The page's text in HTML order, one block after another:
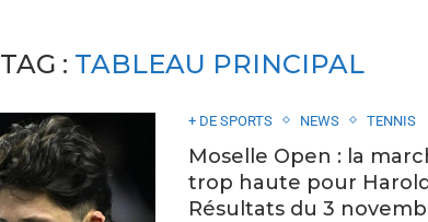
TAG : TABLEAU PRINCIPAL
+ DE SPORTS NEWS TENNIS
Moselle Open : la
trop haute pour
Résultats du 3